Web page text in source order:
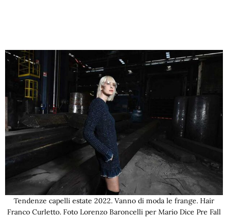
Tendenze capelli estate 2022. Vanno di moda le frange. Hair
Franco Curletto. Foto Lorenzo Baroncelli per Mario Dice Pre Fall